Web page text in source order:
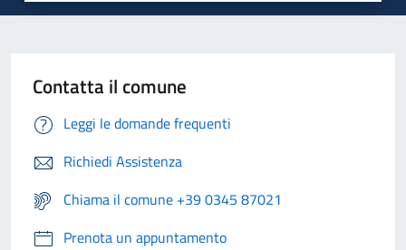
Contatta il comune
Leggi le domande frequenti
Richiedi Assistenza
Chiama il comune +39 0345 87021
Prenota un appuntamento